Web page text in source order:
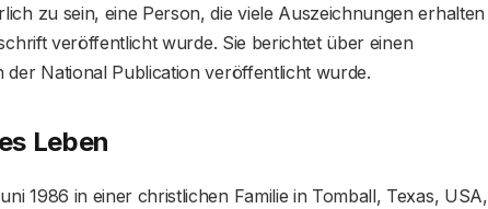
zu sein, eine Person, die viele Auszeichnungen erhalten
veröffentlicht wurde. Sie berichtet über einen
National Publication veröffentlicht wurde.
Leben
1986 in einer christlichen Familie in Tomball, Texas, USA,